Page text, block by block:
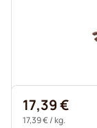
17,39 €
17,39 €/ kg.